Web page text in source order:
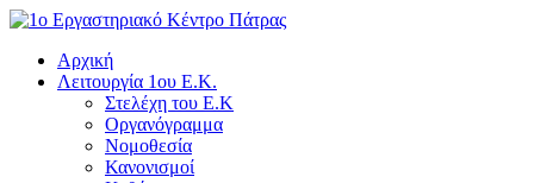
Αρχική
Λειτουργία 1ου Ε.Κ.
Στελέχη του Ε.Κ
Οργανόγραμμα
Νομοθεσία
Κανονισμοί